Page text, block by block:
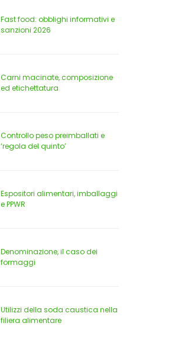
Fast food: obblighi informativi e
sanzioni 2026
Carni macinate, composizione
ed etichettatura
Controllo peso preimballati e
‘regola del quinto’
Espositori alimentari, imballaggi
e PPWR
Denominazione, il caso dei
formaggi
Utilizzi della soda caustica nella
filiera alimentare